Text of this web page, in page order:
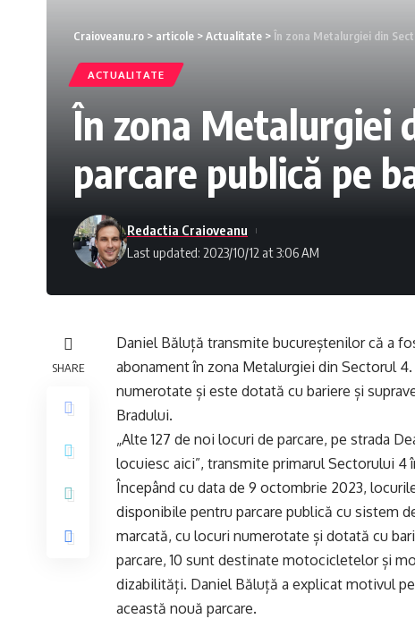
Craioveanu.ro > articole >Actualitate >În zona Metalurgiei din
ACTUALITATE
În zona Metalurgiei
parcare publică pe
Last updated: 2023/10/12 at 3:06 AM
Redactia Craioveanu
SHARE
Daniel Băluță transmite bucureștenilor că a
abonament în zona Metalurgiei din Sectorul
numerotate și este dotată cu bariere și
Bradului.
„Alte 127 de noi locuri de parcare, pe strada
locuiesc aici”, transmite primarul Sectorului 4
Începând cu data de 9 octombrie 2023,
disponibile pentru parcare publică cu sistem
marcată, cu locuri numerotate și dotată cu
parcare, 10 sunt destinate motocicletelor și
dizabilități. Daniel Băluță a explicat motivul
această nouă parcare.